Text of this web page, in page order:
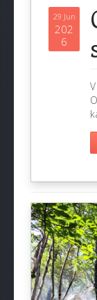
29 Jun
202
6